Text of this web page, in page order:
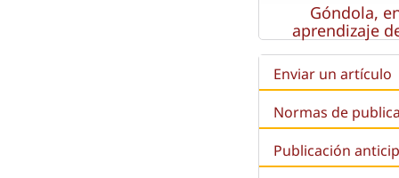
Góndola,
aprendizaje
Enviar un artículo
Normas de
Publicación